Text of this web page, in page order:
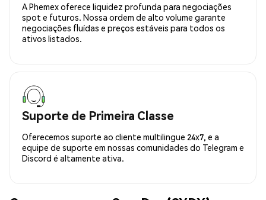
A Phemex oferece liquidez profunda para negociações
spot e futuros. Nossa ordem de alto volume garante
negociações fluídas e preços estáveis para todos os
ativos listados.
Suporte de Primeira Classe
Oferecemos suporte ao cliente multilingue 24x7, e a
equipe de suporte em nossas comunidades do Telegram e
Discord é altamente ativa.